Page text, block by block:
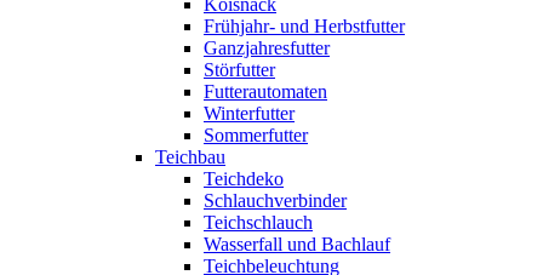
Koisnack
Frühjahr- und Herbstfutter
Ganzjahresfutter
Störfutter
Futterautomaten
Winterfutter
Sommerfutter
Teichbau
Teichdeko
Schlauchverbinder
Teichschlauch
Wasserfall und Bachlauf
Teichbeleuchtung